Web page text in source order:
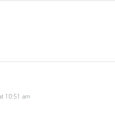
10:51 am